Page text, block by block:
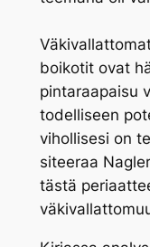
boikotit ovat
pintaraapaisu
todelliseen
vihollisesi on
siteeraa Nagler
tästä